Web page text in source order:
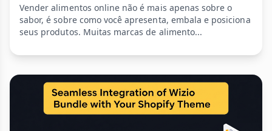
Vender alimentos online não é mais apenas sobre o
sabor, é sobre como você apresenta, embala e posiciona
seus produtos. Muitas marcas de alimento...